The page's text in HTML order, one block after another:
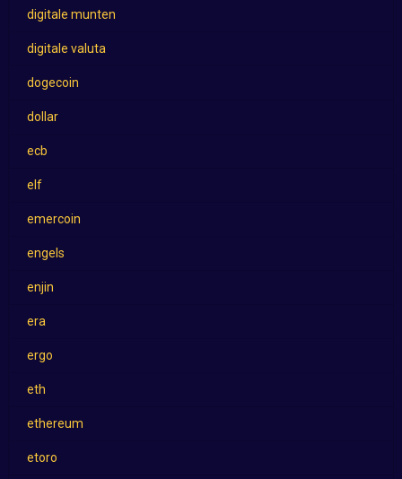
digitale munten
digitale valuta
dogecoin
dollar
ecb
elf
emercoin
engels
enjin
era
ergo
eth
ethereum
etoro